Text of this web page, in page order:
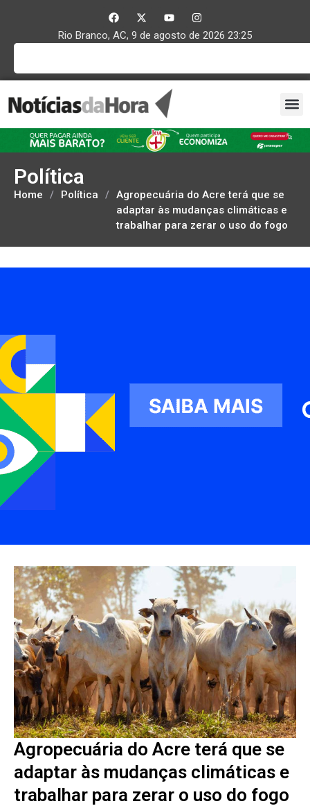
Rio Branco, AC, 9 de agosto de 2026 23:25
Política
Home / Política / Agropecuária do Acre terá que se
adaptar às mudanças climáticas e
trabalhar para zerar o uso do fogo
Agropecuária do Acre terá que se
adaptar às mudanças climáticas e
trabalhar para zerar o uso do fogo